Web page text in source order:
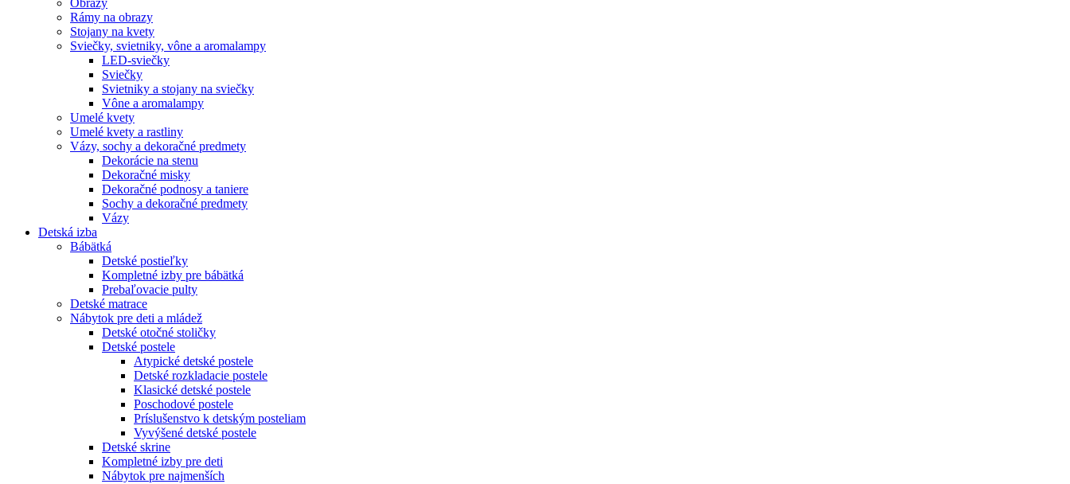
Obrazy
Rámy na obrazy
Stojany na kvety
Sviečky, svietniky, vône a aromalampy
LED-sviečky
Sviečky
Svietniky a stojany na sviečky
Vône a aromalampy
Umelé kvety
Umelé kvety a rastliny
Vázy, sochy a dekoračné predmety
Dekorácie na stenu
Dekoračné misky
Dekoračné podnosy a taniere
Sochy a dekoračné predmety
Vázy
Detská izba
Bábätká
Detské postieľky
Kompletné izby pre bábätká
Prebaľovacie pulty
Detské matrace
Nábytok pre deti a mládež
Detské otočné stoličky
Detské postele
Atypické detské postele
Detské rozkladacie postele
Klasické detské postele
Poschodové postele
Príslušenstvo k detským posteliam
Vyvýšené detské postele
Detské skrine
Kompletné izby pre deti
Nábytok pre najmenších